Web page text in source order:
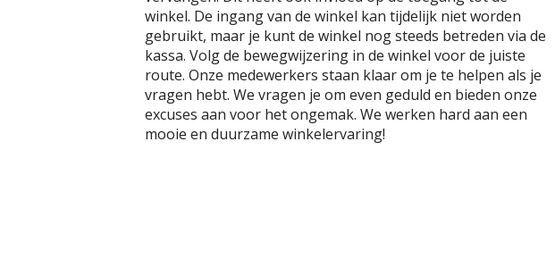
winkel. De ingang van de winkel kan tijdelijk niet worden
gebruikt, maar je kunt de winkel nog steeds betreden via de
kassa. Volg de bewegwijzering in de winkel voor de juiste
route. Onze medewerkers staan klaar om je te helpen als je
vragen hebt. We vragen je om even geduld en bieden onze
excuses aan voor het ongemak. We werken hard aan een
mooie en duurzame winkelervaring!